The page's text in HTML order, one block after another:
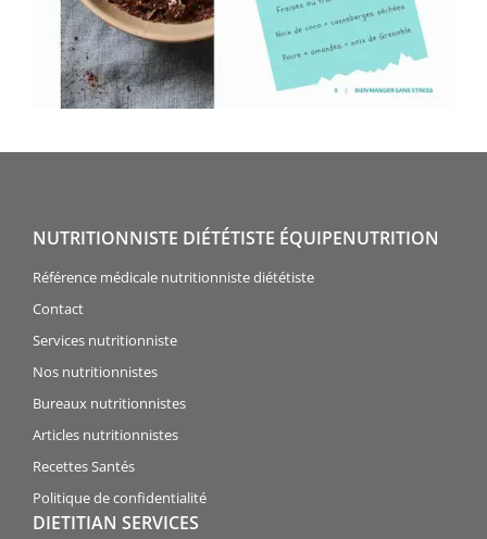
NUTRITIONNISTE DIÉTÉTISTE ÉQUIPENUTRITION
Référence médicale nutritionniste diététiste
Contact
Services nutritionniste
Nos nutritionnistes
Bureaux nutritionnistes
Articles nutritionnistes
Recettes Santés
Politique de confidentialité
DIETITIAN SERVICES